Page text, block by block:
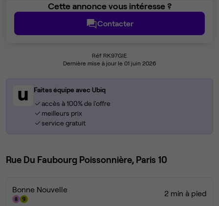
Cette annonce vous intéresse ?
Contacter
Réf RK97GIE
Dernière mise à jour le 01 juin 2026
Faites équipe avec Ubiq
accès à 100% de l'offre
meilleurs prix
service gratuit
Rue Du Faubourg Poissonnière, Paris 10
Bonne Nouvelle 2 min à pied